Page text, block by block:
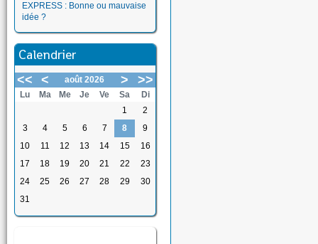
EXPRESS : Bonne ou mauvaise
idée ?
Calendrier
<< < août 2026 > >>
Lu Ma Me Je Ve Sa
Di
1
2
3
4 5 6 7 8
9
10
11 12 13 14 15
16
17
18 19 20 21 22
23
24
25 26 27 28 29
30
31